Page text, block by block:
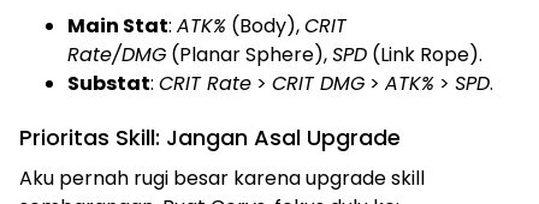
Main Stat: ATK% (Body),CRIT
Rate/DMG (Planar Sphere),SPD (Link Rope).
Substat: CRIT Rate > CRIT DMG > ATK% > SPD.
Prioritas Skill: Jangan Asal Upgrade
Aku pernah rugi besar karena upgrade skill